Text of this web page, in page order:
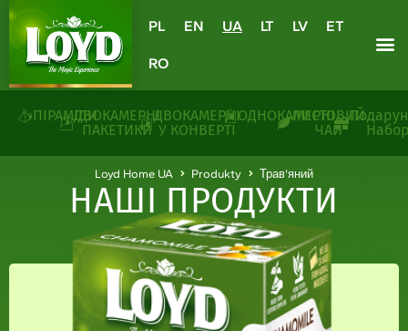
PL EN UA LT LV ET
RO
ПІРАМІДИДВОКАМЕРНІ
ПАКЕТИКИ
ДВОКАМЕРНІ
У КОНВЕРТІ
ОДНОКАМЕРНІ
ЛИСТОВИЙ
ЧАЙ
Loyd Home UA Produkty Трав'яний
НАШІ ПРОДУКТИ